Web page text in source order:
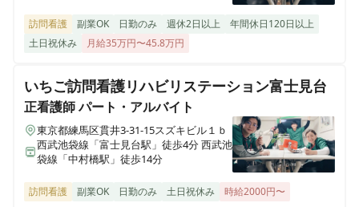
医療施設型ホスピス 医心館瑞江
東京都江戸川区南篠崎町4丁目17番1号
ホスピス西城Ⅰ・Ⅱ
岩手県一関市八幡町2-43 （社団医療法人西城病院）
医療施設型ホスピス 医心館小田原
訪問看護 副業OK 日勤のみ 週休2日以上
年間休日120日以上
土日祝休み
月給35万円〜45.8万円
いちご訪問看護リハビリステーション富士見台
正看護師パート・アルバイト
東京都練馬区貫井3-31-15スズキビル１ｂ
西武池袋線「富士見台駅」徒歩4分 西武池
袋線「中村橋駅」徒歩14分
訪問看護 副業OK 日勤のみ 土日祝休み 時給2000円〜